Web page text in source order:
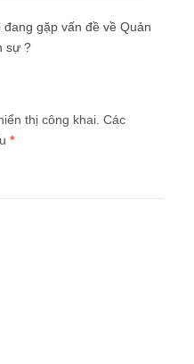
gặp vấn đề về Quản
sự ?
thị công khai. Các
*